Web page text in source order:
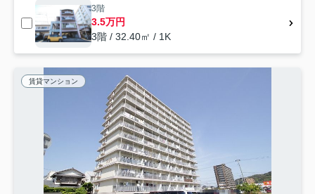
3階
3.5万円
3階 / 32.40㎡ / 1K
賃貸マンション